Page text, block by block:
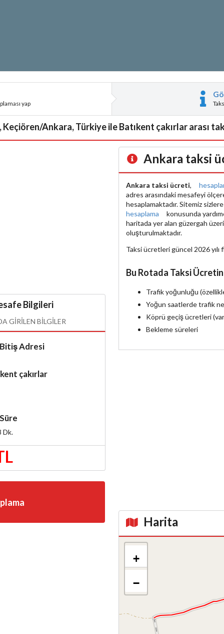
yap
Ankara, Türkiye ile Batıkent çakırlar arası
Bilgileri
GIRILEN BILGILER
Bitiş Adresi
çakırlar
Süre
Dk.
Ankara taksi
Ankara taksi ücreti,
adres arasındaki mesafeyi
hesaplamaktadır. Sitemiz
hesaplama
konusunda
haritada yer alan güzergah
oluşturulmaktadır.
Taksi ücretleri güncel 2026 yılı
Bu Rotada Taksi
Trafik yoğunluğu
Yoğun saatlerde trafik
Köprü geçiş ücretleri
Bekleme süreleri
Harita
+
−